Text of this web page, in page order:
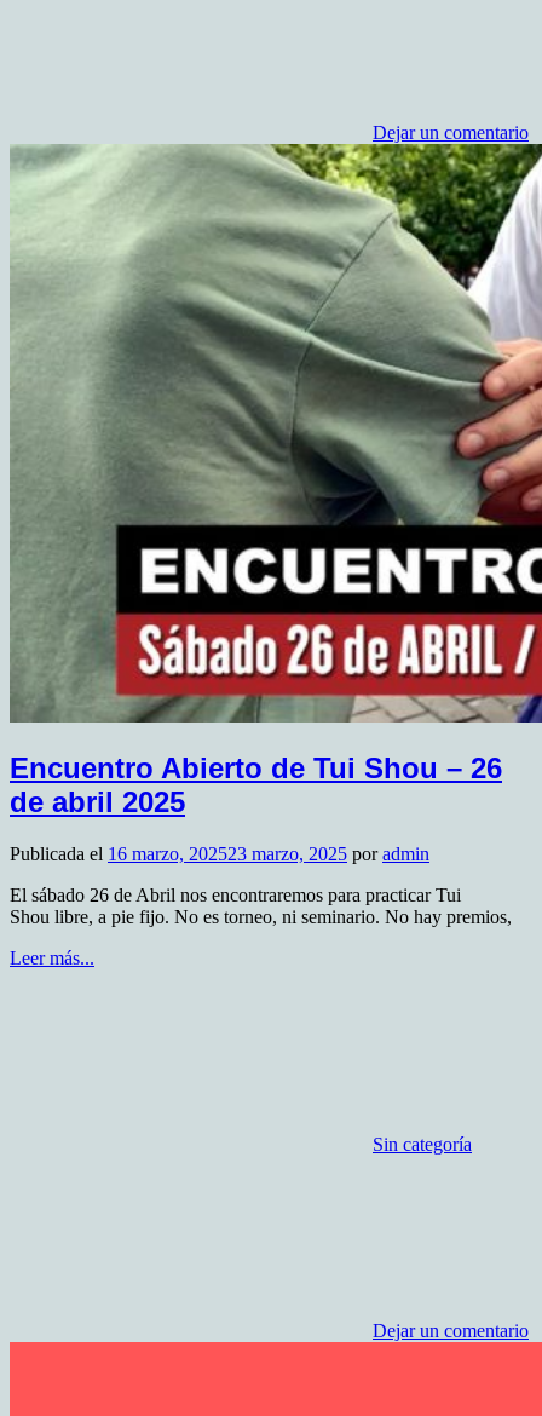
Dejar un comentario
Encuentro Abierto de Tui Shou – 26
de abril 2025
Publicada el 16 marzo, 202523 marzo, 2025 poradmin
El sábado 26 de Abril nos encontraremos para practicar Tui
Shou libre, a pie fijo. No es torneo, ni seminario. No hay premios,
Leer más...
Sin categoría
Dejar un comentario